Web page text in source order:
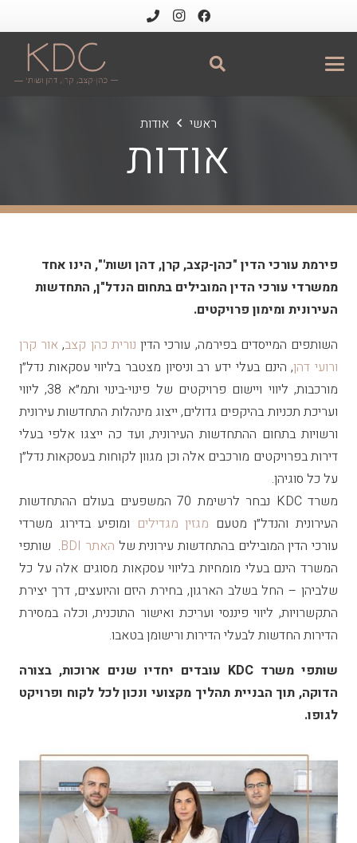
ראשי אודות
אודות
פירמת עורכי הדין "כהן-קצב, קרן, דהן ושות'", הינו אחד
ממשרדי עורכי הדין המובילים בתחום הנדל"ן, התחדשות
העירונית ומימון פרויקטים.
השותפים המייסדים בפירמה, עורכי הדין נורית כהן קצב, אור קרן
ורועי דהן, הינם בעלי ידע רב וניסיון מצטבר בליווי עסקאות נדל״ן
מורכבות, ליווי ויישום פרויקטים של פינוי-בינוי ותמ״א 38, ליווי
ועריכת תכניות בהיקפים גדולים, ייצוג מינהלות התחדשות עירונית
ורשויות בתחום ההתחדשות העירונית, ועד כה ייצגו אלפי בעלי
דירות בפרויקטים מורכבים אלה וכן מגוון לקוחות בעסקאות נדל״ן
על כל סוגיהן.
משרד KDC נבחר לרשימת 70 המשפעים בעולם ההתחדשות
העירונית והנדל״ן מטעם מגזין מגדילים ומופיע בדירוג משרדי
עורכי הדין המובילים בהתחדשות עירונית של האתר BDI
. שותפי
המשרד הינם בעלי מומחיות בליווי עסקאות מסוגים אלה על כל
שלביהן – החל בשלב הארגון, בחירת היזם והיועצים, דרך יצירת
התקשרויות, ליווי פיננסי ועריכת ואישור התוכנית, וכלה במסירת
הדירות החדשות לבעלי הדירות ורישומן בטאבו.
שותפי משרד KDC עובדים יחדיו שנים ארוכות, בצורה
הדוקה, תוך הבניית תהליך מקצועי ונכון לכל לקוח ופרויקט
לגופו.